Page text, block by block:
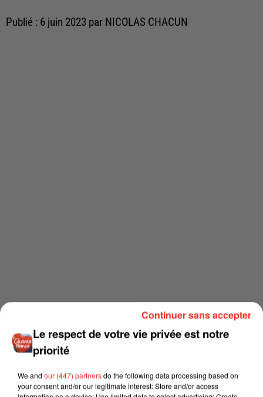
Publié : 6 juin 2023 par NICOLAS CHACUN
Le respect de votre vie privée est notre
priorité
We and our (447) partnersdo the following data processing based on
your consent and/or our legitimate interest: Store and/or access
Continuer sans accepter